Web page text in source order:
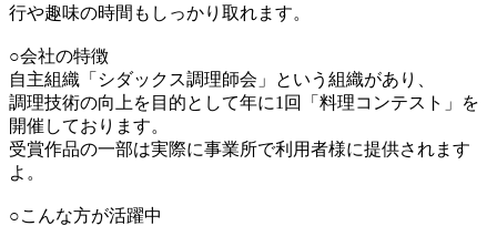
行や趣味の時間もしっかり取れます。
○会社の特徴
自主組織「シダックス調理師会」という組織があり、
調理技術の向上を目的として年に1回「料理コンテスト」を
開催しております。
受賞作品の一部は実際に事業所で利用者様に提供されます
よ。
○こんな方が活躍中